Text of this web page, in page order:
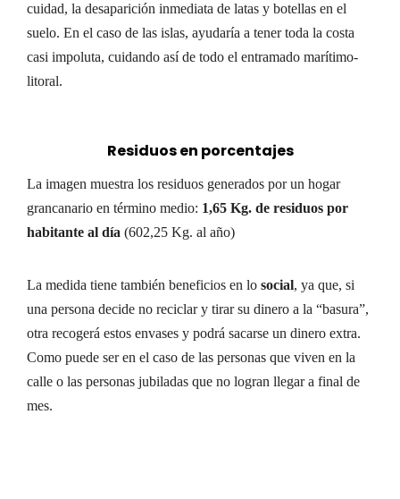
cuidad, la desaparición inmediata de latas y botellas en el
suelo. En el caso de las islas, ayudaría a tener toda la costa
casi impoluta, cuidando así de todo el entramado marítimo-
litoral.
Residuos en porcentajes
La imagen muestra los residuos generados por un hogar
grancanario en término medio: 1,65 Kg. de residuos por
habitante al día (602,25 Kg. al año)
La medida tiene también beneficios en lo social, ya que, si
una persona decide no reciclar y tirar su dinero a la “basura”,
otra recogerá estos envases y podrá sacarse un dinero extra.
Como puede ser en el caso de las personas que viven en la
calle o las personas jubiladas que no logran llegar a final de
mes.